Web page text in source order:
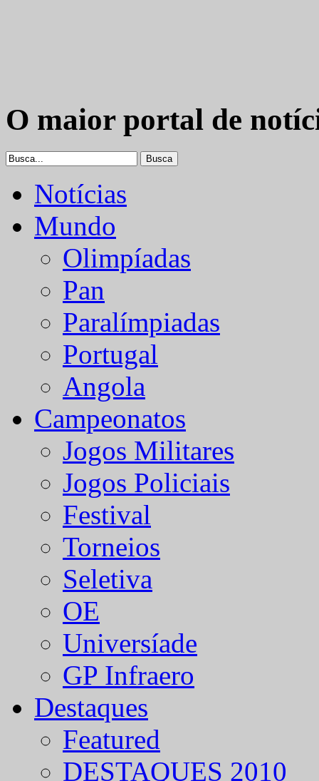
O maior portal de
Notícias
Mundo
Olimpíadas
Pan
Paralímpiadas
Portugal
Angola
Campeonatos
Jogos Militares
Jogos Policiais
Festival
Torneios
Seletiva
OE
Universíade
GP Infraero
Destaques
Featured
DESTAQUES 2010